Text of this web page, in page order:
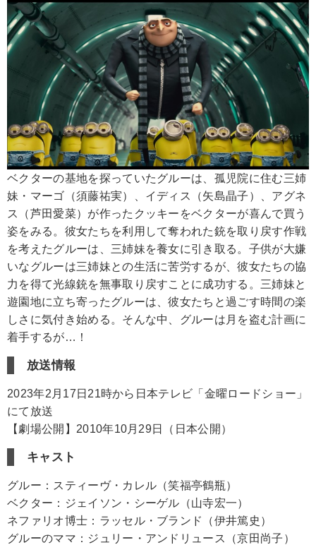
ベクターの基地を探っていたグルーは、孤児院に住む三姉
妹・マーゴ（須藤祐実）、イディス（矢島晶子）、アグネ
ス（芦田愛菜）が作ったクッキーをベクターが喜んで買う
姿をみる。彼女たちを利用して奪われた銃を取り戻す作戦
を考えたグルーは、三姉妹を養女に引き取る。子供が大嫌
いなグルーは三姉妹との生活に苦労するが、彼女たちの協
力を得て光線銃を無事取り戻すことに成功する。三姉妹と
遊園地に立ち寄ったグルーは、彼女たちと過ごす時間の楽
しさに気付き始める。そんな中、グルーは月を盗む計画に
着手するが…！
放送情報
2023年2月17日21時から日本テレビ「金曜ロードショー」
にて放送
【劇場公開】2010年10月29日（日本公開）
キャスト
グルー：スティーヴ・カレル（笑福亭鶴瓶）
ベクター：ジェイソン・シーゲル（山寺宏一）
ネファリオ博士：ラッセル・ブランド（伊井篤史）
グルーのママ：ジュリー・アンドリュース（京田尚子）